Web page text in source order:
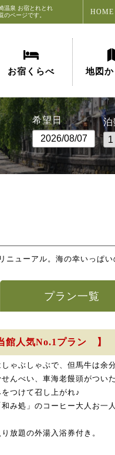
温泉 お宿とれとれ
ページです。
HOME
お宿くらべ 地図
希望日
泊
ニューアル。海の幸いっぱ
プラン一覧
館人気No.1プラン 】
ゃぶしゃぶで、但馬牛は余
せんべい、車海老饅頭がつい
つけて召し上がれ♪
和み処」のコーヒー大人お一
放題の外湯入浴券付き。